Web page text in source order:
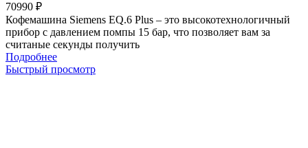
70990 ₽
Кофемашина Siemens EQ.6 Plus – это высокотехнологичный
прибор с давлением помпы 15 бар, что позволяет вам за
считаные секунды получить
Подробнее
Быстрый просмотр